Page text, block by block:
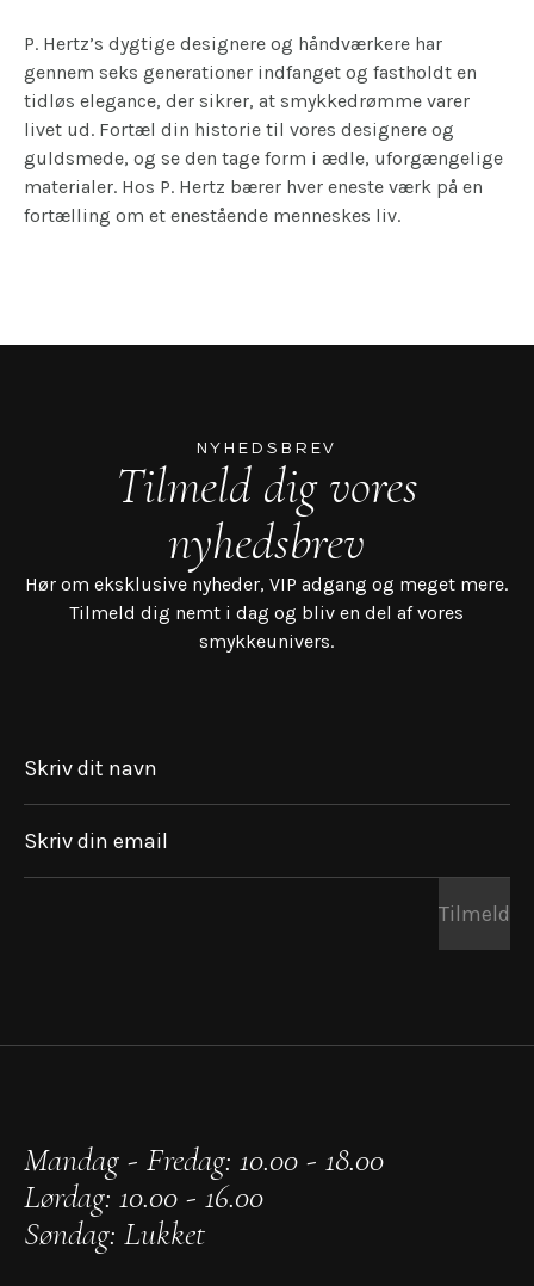
P. Hertz’s dygtige designere og håndværkere har
gennem seks generationer indfanget og fastholdt en
tidløs elegance, der sikrer, at smykkedrømme varer
livet ud. Fortæl din historie til vores designere og
guldsmede, og se den tage form i ædle, uforgængelige
materialer. Hos P. Hertz bærer hver eneste værk på en
fortælling om et enestående menneskes liv.
NYHEDSBREV
Tilmeld dig vores
nyhedsbrev
Hør om eksklusive nyheder, VIP adgang og meget mere.
Tilmeld dig nemt i dag og bliv en del af vores
smykkeunivers.
Skriv dit navn
Skriv din email
Tilmeld
Mandag - Fredag: 10.00 - 18.00
Lørdag: 10.00 - 16.00
Søndag: Lukket